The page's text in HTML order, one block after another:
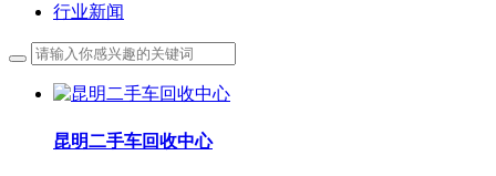
行业新闻
昆明二手车回收中心